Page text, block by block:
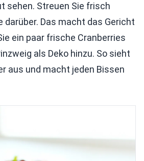
sehen. Streuen Sie frisch
darüber. Das macht das Gericht
ein paar frische Cranberries
als Deko hinzu. So sieht
aus und macht jeden Bissen